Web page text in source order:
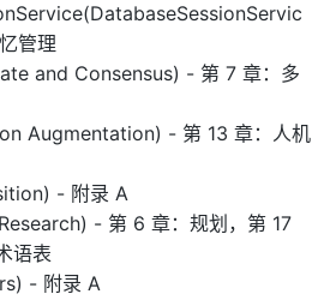
管理
and Consensus) - 第 7 章：多
Augmentation) - 第 13 章：人机
- 附录 A
- 第 6 章：规划，第 17
语表
- 附录 A